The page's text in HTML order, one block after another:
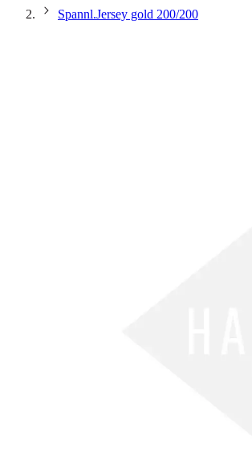
Spannl.Jersey gold 200/200